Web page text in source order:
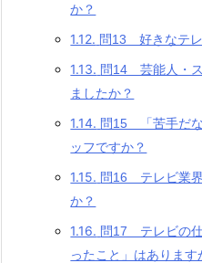
か？
1.12. 問13 好きなテレ
1.13. 問14 芸能人・
ましたか？
1.14. 問15 「苦手だ
ッフですか？
1.15. 問16 テレビ業
か？
1.16. 問17 テレビの
ったこと」はあります